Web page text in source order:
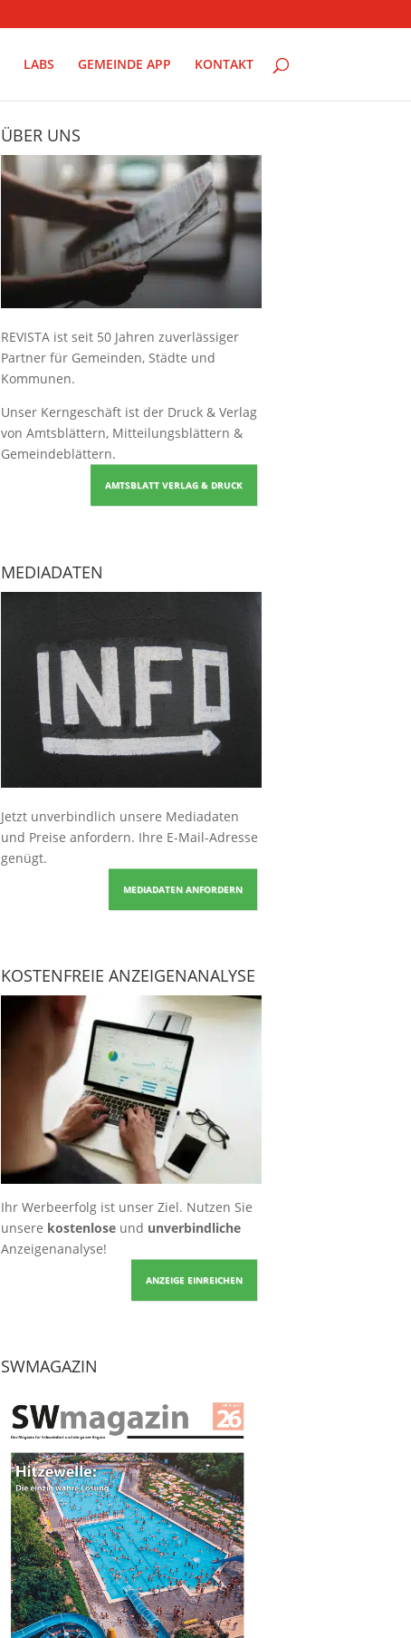
LABS GEMEINDE APP KONTAKT
ÜBER UNS
REVISTA ist seit 50 Jahren zuverlässiger
Partner für Gemeinden, Städte und
Kommunen.
Unser Kerngeschäft ist der Druck & Verlag
von Amtsblättern, Mitteilungsblättern &
Gemeindeblättern.
AMTSBLATT VERLAG & DRUCK
MEDIADATEN
Jetzt unverbindlich unsere Mediadaten
und Preise anfordern. Ihre E-Mail-Adresse
genügt.
MEDIADATEN ANFORDERN
KOSTENFREIE ANZEIGENANALYSE
Ihr Werbeerfolg ist unser Ziel. Nutzen Sie
unsere kostenloseund unverbindliche
Anzeigenanalyse!
ANZEIGE EINREICHEN
SWMAGAZIN